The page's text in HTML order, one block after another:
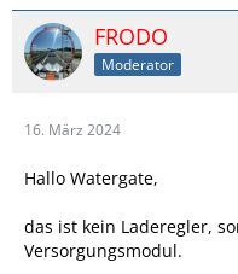
FRODO
Moderator
16. März 2024
Hallo Watergate,
das ist kein Laderegler,
Versorgungsmodul.